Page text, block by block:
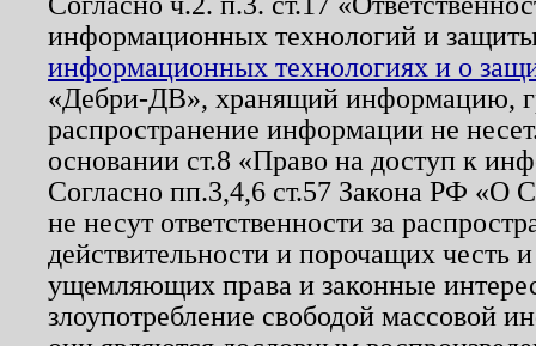
информационных технологий и
информационных технологиях и о
«Дебри-ДВ», хранящий информацию,
распространение информации не
основании ст.8 «Право на доступ к
Согласно пп.3,4,6 ст.57 Закона РФ «О
не несут ответственности за
действительности и порочащих честь
ущемляющих права и законные
злоупотребление свободой массовой